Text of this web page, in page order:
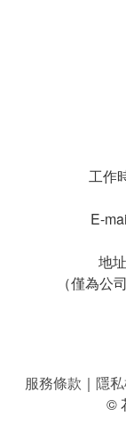
工作
E-
地
（僅為公
服務條款 ｜ 隱
©